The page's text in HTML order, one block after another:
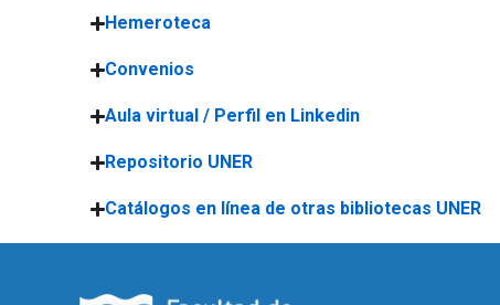
Hemeroteca
Convenios
Aula virtual / Perfil en Linkedin
Repositorio UNER
Catálogos en línea de otras bibliotecas UNER